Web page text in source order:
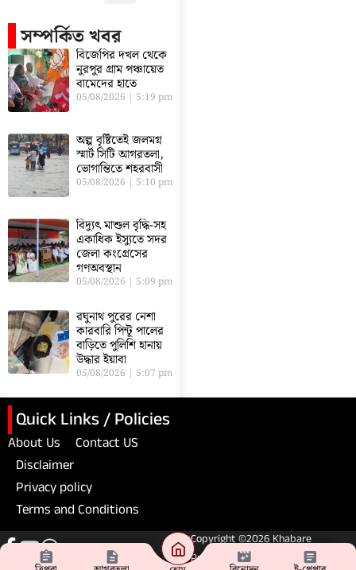
সম্পর্কিত খবর
বিজেপির দখল থেকে
নুরপুর গ্রাম পঞ্চায়েত
বামেদের হাতে
05/08/2026 5:19 pm
অল্প বৃষ্টিতেই জলমগ্ন
স্মার্ট সিটি আগরতলা,
ভোগান্তিতে শহরবাসী
05/08/2026 5:10 pm
বিদ্যুৎ মাশুল বৃদ্ধি-সহ
একাধিক ইস্যুতে সদর
জেলা কংগ্রেসের
গণঅবস্থান
05/08/2026 5:09 pm
রঘুনাথ পুরের নেশা
কারবারি পিন্টূ পালের
বাড়িতে পুলিশি হানায়
উদ্ধার ইয়াবা
05/08/2026 5:07 pm
Quick Links / Policies
About Us
Contact US
Disclaimer
Privacy policy
Terms and Conditions
Copyright ©2026 Khabare
Pratibad. All Rights Reserved